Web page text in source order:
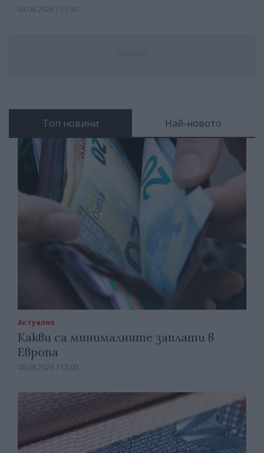
03.08.2026 / 11:30
Топ новини Най-новото
Актуално
Какви са минималните заплати в
Европа
06.08.2026 / 12:00